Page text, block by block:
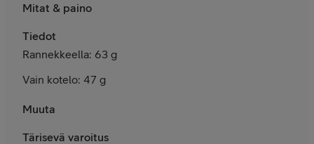
Mitat & paino
Tiedot
Rannekkeella: 63 g
Vain kotelo: 47 g
Muuta
Tärisevä varoitus